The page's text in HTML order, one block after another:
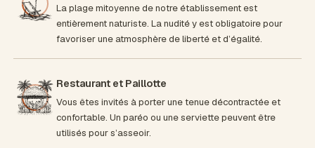
La plage mitoyenne de notre établissement est
entièrement naturiste. La nudité y est obligatoire pour
favoriser une atmosphère de liberté et d’égalité.
Restaurant et Paillotte
Vous êtes invités à porter une tenue décontractée et
confortable. Un paréo ou une serviette peuvent être
utilisés pour s’asseoir.